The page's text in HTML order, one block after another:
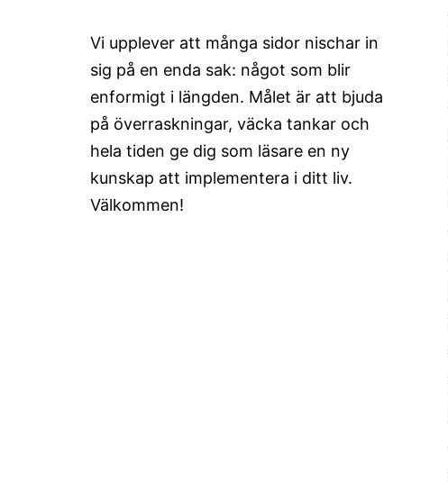
Vi upplever att många sidor nischar in
sig på en enda sak: något som blir
enformigt i längden. Målet är att bjuda
på överraskningar, väcka tankar och
hela tiden ge dig som läsare en ny
kunskap att implementera i ditt liv.
Välkommen!